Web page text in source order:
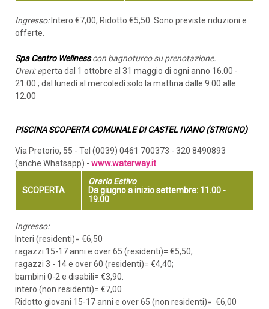
PARTENZA
Ingresso: Intero €7,00; Ridotto €5,50. Sono previste riduzioni e
offerte.
Spa Centro Wellnesscon bagnoturco su prenotazione.
Orari: aperta dal 1 ottobre al 31 maggio di ogni anno 16.00 -
21.00 ; dal lunedì al mercoledì solo la mattina dalle 9.00 alle
12.00
PISCINA SCOPERTA COMUNALE DI CASTEL IVANO (STRIGNO)
Via Pretorio, 55 - Tel (0039) 0461 700373 - 320 8490893
(anche Whatsapp) - www.waterway.it
SCOPERTA
Orario Estivo
Da giugno a inizio settembre: 11.00 -
19.00
Ingresso:
Interi (residenti)= €6,50
ragazzi 15-17 anni e over 65 (residenti)= €5,50;
ragazzi 3 - 14 e over 60 (residenti)= €4,40;
bambini 0-2 e disabili= €3,90.
intero (non residenti)= €7,00
Ridotto giovani 15-17 anni e over 65 (non residenti)= €6,00